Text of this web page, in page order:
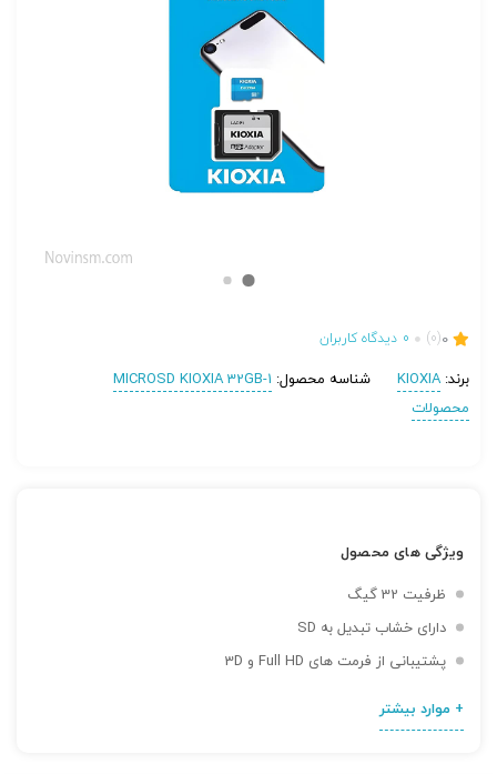
0
(0)
0 دیدگاه کاربران
برند:KIOXIA شناسه محصول: MICROSD KIOXIA 32GB-1
محصولات
ویژگی های محصول
ظرفیت 32 گیگ
دارای خشاب تبدیل به SD
پشتیبانی از فرمت های Full HD و 3D
+ موارد بیشتر